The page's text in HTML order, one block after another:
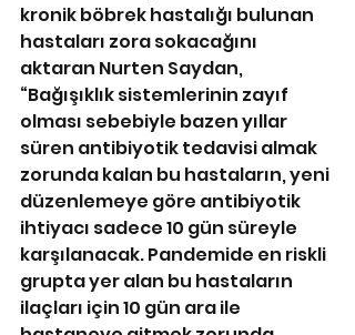
kronik böbrek hastalığı bulunan
hastaları zora sokacağını
aktaran Nurten Saydan,
“Bağışıklık sistemlerinin zayıf
olması sebebiyle bazen yıllar
süren antibiyotik tedavisi almak
zorunda kalan bu hastaların, yeni
düzenlemeye göre antibiyotik
ihtiyacı sadece 10 gün süreyle
karşılanacak. Pandemide en riskli
grupta yer alan bu hastaların
ilaçları için 10 gün ara ile